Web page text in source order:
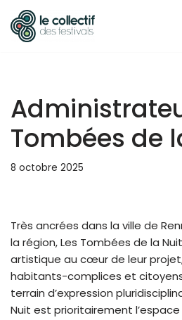
Aller
Tombées de
8 octobre 2025
Très ancrées dans la ville de
la région, Les Tombées de la
artistique au cœur de leur
habitants-complices et
terrain d’expression
Nuit est prioritairement l’espace